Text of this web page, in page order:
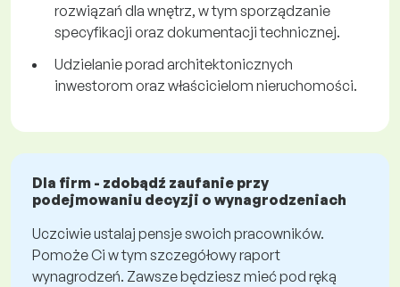
rozwiązań dla wnętrz, w tym sporządzanie
specyfikacji oraz dokumentacji technicznej.
Udzielanie porad architektonicznych
inwestorom oraz właścicielom nieruchomości.
Dla firm - zdobądź zaufanie przy
podejmowaniu decyzji o wynagrodzeniach
Uczciwie ustalaj pensje swoich pracowników.
Pomoże Ci w tym szczegółowy raport
wynagrodzeń. Zawsze będziesz mieć pod ręką